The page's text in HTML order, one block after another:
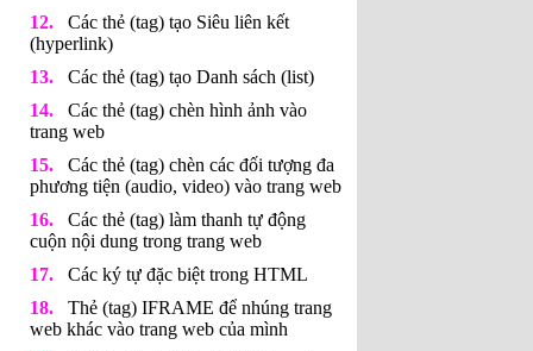
Các thẻ (tag) tạo Siêu liên kết
(hyperlink)
Các thẻ (tag) tạo Danh sách (list)
Các thẻ (tag) chèn hình ảnh vào
trang web
Các thẻ (tag) chèn các đối tượng đa
phương tiện (audio, video) vào trang web
Các thẻ (tag) làm thanh tự động
cuộn nội dung trong trang web
Các ký tự đặc biệt trong HTML
Thẻ (tag) IFRAME để nhúng trang
web khác vào trang web của mình